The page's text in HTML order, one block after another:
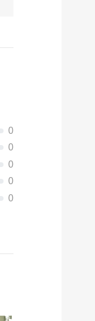
0
0
0
0
0